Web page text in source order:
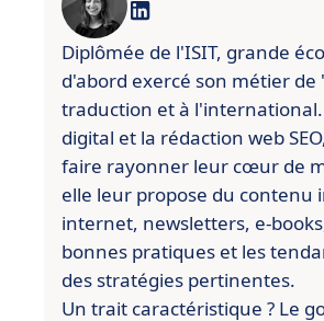
Diplômée de l'ISIT, grande
d'abord exercé son métier de
traduction et à
digital et la rédaction web
faire rayonner leur cœur de
elle leur propose du contenu
internet, newsletters, e-
bonnes pratiques et les
des stratégies pertinentes.
Un trait caractéristique ? Le